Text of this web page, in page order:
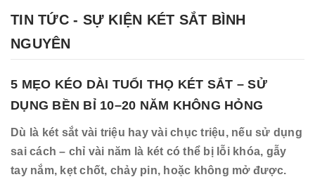
TIN TỨC - SỰ KIỆN KÉT SẮT BÌNH
NGUYÊN
5 MẸO KÉO DÀI TUỔI THỌ KÉT SẮT – SỬ
DỤNG BỀN BỈ 10–20 NĂM KHÔNG HỎNG
Dù là két sắt vài triệu hay vài chục triệu, nếu sử dụng
sai cách – chỉ vài năm là két có thể bị lỗi khóa, gẫy
tay nắm, kẹt chốt, chảy pin, hoặc không mở được.